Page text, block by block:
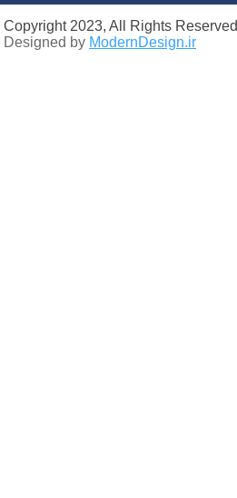
Copyright 2023, All Rights Reserved
Designed by ModernDesign.ir